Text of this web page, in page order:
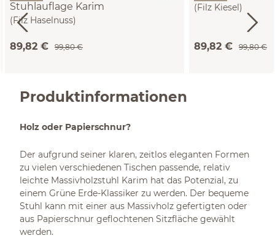
Stuhlauflage Karim
(Filz Haselnuss)
89,82 € 99,80 €
(Filz Kiesel)
89,82 € 99,80 €
Produktinformationen
Holz oder Papierschnur?
Der aufgrund seiner klaren, zeitlos eleganten Formen
zu vielen verschiedenen Tischen passende, relativ
leichte Massivholzstuhl Karim hat das Potenzial, zu
einem Grüne Erde-Klassiker zu werden. Der bequeme
Stuhl kann mit einer aus Massivholz gefertigten oder
aus Papierschnur geflochtenen Sitzfläche gewählt
werden.